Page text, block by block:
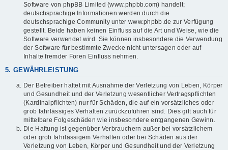
Software von phpBB Limited (www.phpbb.com) handelt;
deutschsprachige Informationen werden durch die
deutschsprachige Community unter www.phpbb.de zur Verfügung
gestellt. Beide haben keinen Einfluss auf die Art und Weise, wie die
Software verwendet wird. Sie können insbesondere die Verwendung
der Software für bestimmte Zwecke nicht untersagen oder auf
Inhalte fremder Foren Einfluss nehmen.
5. GEWÄHRLEISTUNG
Der Betreiber haftet mit Ausnahme der Verletzung von Leben, Körper
und Gesundheit und der Verletzung wesentlicher Vertragspflichten
(Kardinalpflichten) nur für Schäden, die auf ein vorsätzliches oder
grob fahrlässiges Verhalten zurückzuführen sind. Dies gilt auch für
mittelbare Folgeschäden wie insbesondere entgangenen Gewinn.
Die Haftung ist gegenüber Verbrauchern außer bei vorsätzlichem
oder grob fahrlässigem Verhalten oder bei Schäden aus der
Verletzung von Leben, Körper und Gesundheit und der Verletzung